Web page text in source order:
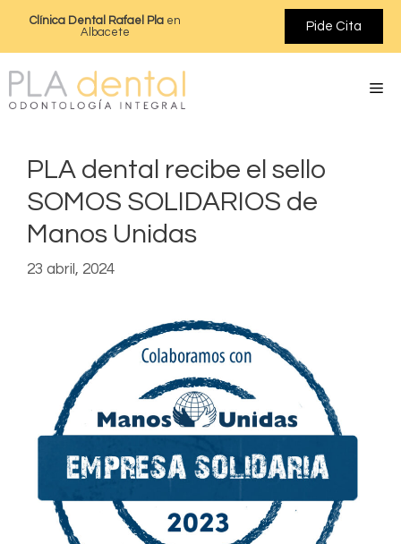
Clínica Dental Rafael Plaen
Albacete
Pide Cita
PLA dental recibe el sello
SOMOS SOLIDARIOS de
Manos Unidas
23 abril, 2024